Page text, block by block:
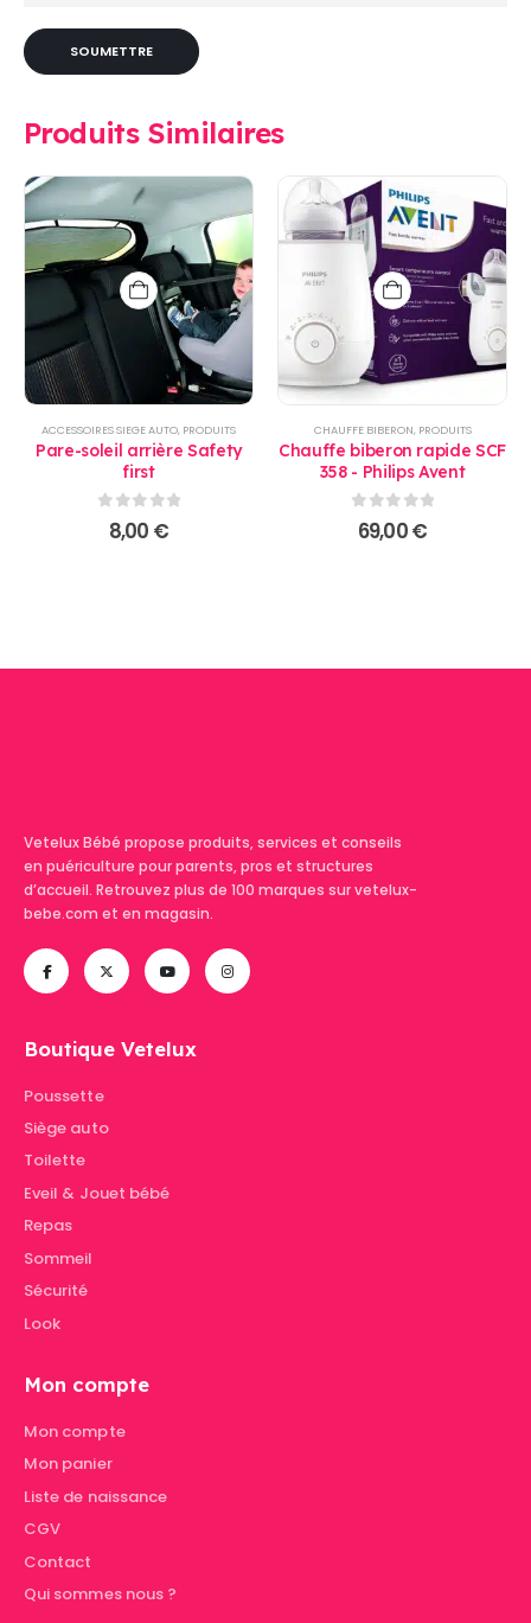
Produits Similaires
ACCESSOIRES SIEGE AUTO, PRODUITS
Pare-soleil arrière Safety
first
sur 5
8,00 €
CHAUFFE BIBERON, PRODUITS
Chauffe biberon rapide SCF
358 - Philips Avent
0sur 5
69,00€
Vetelux Bébé propose produits, services et conseils
en puériculture pour parents, pros et structures
d’accueil. Retrouvez plus de 100 marques sur vetelux-
bebe.com et en magasin.
Boutique Vetelux
Poussette
Siège auto
Toilette
Eveil & Jouet bébé
Repas
Sommeil
Sécurité
Look
Mon compte
Mon compte
Mon panier
Liste de naissance
CGV
Contact
Qui sommes nous ?